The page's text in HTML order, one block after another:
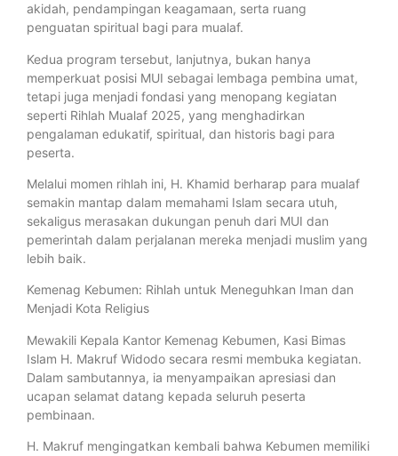
akidah, pendampingan keagamaan, serta ruang
penguatan spiritual bagi para mualaf.
Kedua program tersebut, lanjutnya, bukan hanya
memperkuat posisi MUI sebagai lembaga pembina umat,
tetapi juga menjadi fondasi yang menopang kegiatan
seperti Rihlah Mualaf 2025, yang menghadirkan
pengalaman edukatif, spiritual, dan historis bagi para
peserta.
Melalui momen rihlah ini, H. Khamid berharap para mualaf
semakin mantap dalam memahami Islam secara utuh,
sekaligus merasakan dukungan penuh dari MUI dan
pemerintah dalam perjalanan mereka menjadi muslim yang
lebih baik.
Kemenag Kebumen: Rihlah untuk Meneguhkan Iman dan
Menjadi Kota Religius
Mewakili Kepala Kantor Kemenag Kebumen, Kasi Bimas
Islam H. Makruf Widodo secara resmi membuka kegiatan.
Dalam sambutannya, ia menyampaikan apresiasi dan
ucapan selamat datang kepada seluruh peserta
pembinaan.
H. Makruf mengingatkan kembali bahwa Kebumen memiliki